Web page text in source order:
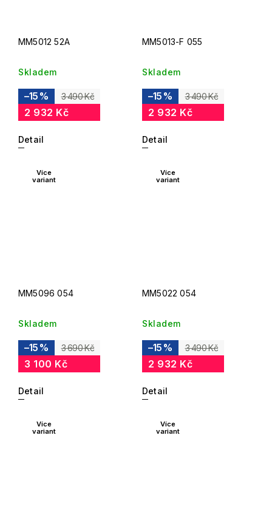
MM5012 52A
Skladem
3 490 Kč
–15 %
2 932 Kč
Detail
MM5013-F 055
Skladem
3 490 Kč
–15 %
2 932 Kč
Detail
Více
variant
MM5096 054
Skladem
3 690 Kč
–15 %
3 100 Kč
Detail
Více
variant
MM5022 054
Skladem
3 490 Kč
–15 %
2 932 Kč
Detail
Více
variant
Více
variant